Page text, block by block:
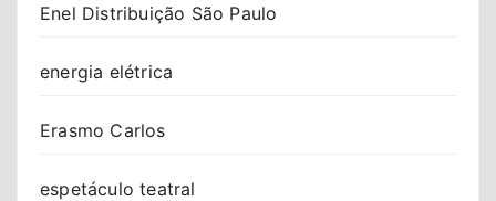
Enel Distribuição São Paulo
energia elétrica
Erasmo Carlos
espetáculo teatral